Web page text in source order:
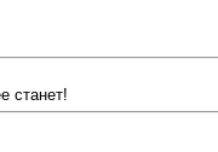
станет!